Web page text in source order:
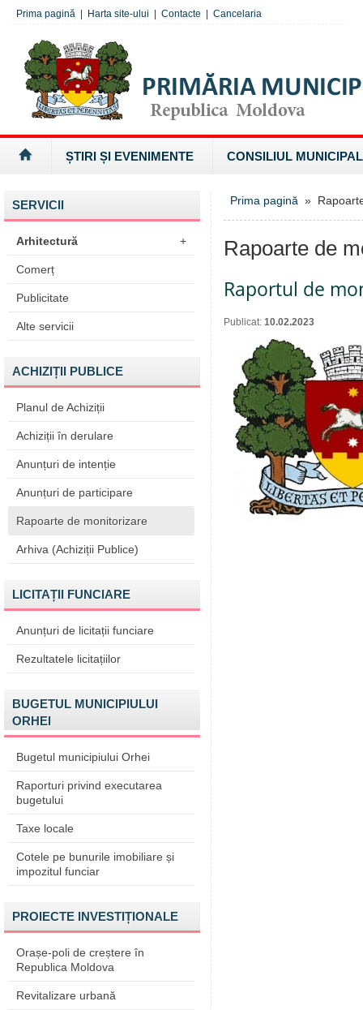
Prima pagină Harta site-ului Contacte Cancelaria
ȘTIRI ȘI EVENIMENTE CONSILIUL MUNICIPAL
SERVICII
Arhitectură +
Comerț
Publicitate
Alte servicii
ACHIZIȚII PUBLICE
Planul de Achiziții
Achiziții în derulare
Anunțuri de intenție
Anunțuri de participare
Rapoarte de monitorizare
Arhiva (Achiziții Publice)
LICITAȚII FUNCIARE
Anunțuri de licitații funciare
Rezultatele licitațiilor
BUGETUL MUNICIPIULUI
ORHEI
Bugetul municipiului Orhei
Raporturi privind executarea
bugetului
Taxe locale
Cotele pe bunurile imobiliare și
impozitul funciar
PROIECTE INVESTIȚIONALE
Orașe-poli de creștere în
Republica Moldova
Revitalizare urbană
Prima pagină »
Rapoarte de
Raportul de
Publicat: 10.02.2023